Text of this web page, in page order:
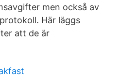
men också av
Här läggs
att de är